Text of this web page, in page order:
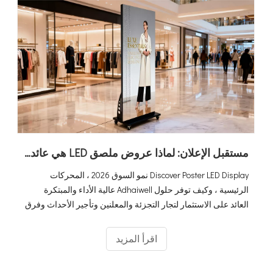
مستقبل الإعلان: لماذا عروض ملصق LED هي عائد الاستثمار الكبير التالي？
Discover Poster LED Display نمو السوق 2026 ، المحركات
الرئيسية ، وكيف توفر حلول Adhaiwell عالية الأداء والمبتكرة
العائد على الاستثمار لتجار التجزئة والمعلنين وتأجير الأحداث وفرق
اقرأ المزيد